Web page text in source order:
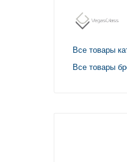
Все товары
Все товары